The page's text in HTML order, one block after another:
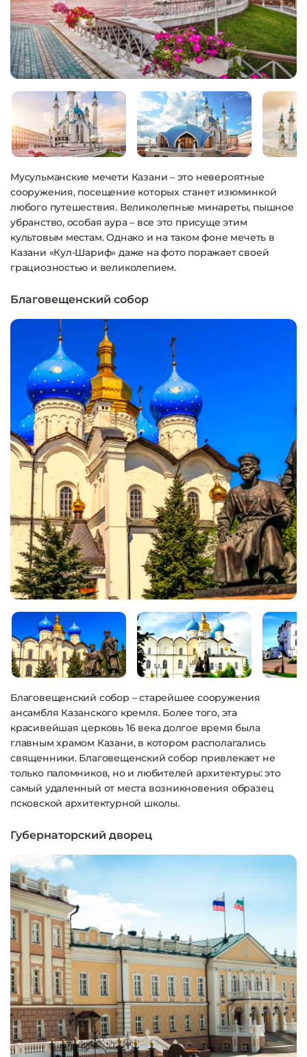
Мусульманские мечети Казани – это невероятные
сооружения, посещение которых станет изюминкой
любого путешествия. Великолепные минареты, пышное
убранство, особая аура – все это присуще этим
культовым местам. Однако и на таком фоне мечеть в
Казани «Кул-Шариф» даже на фото поражает своей
грациозностью и великолепием.
Благовещенский собор
Благовещенский собор – старейшее сооружения
ансамбля Казанского кремля. Более того, эта
красивейшая церковь 16 века долгое время была
главным храмом Казани, в котором располагались
священники. Благовещенский собор привлекает не
только паломников, но и любителей архитектуры: это
самый удаленный от места возникновения образец
псковской архитектурной школы.
Губернаторский дворец